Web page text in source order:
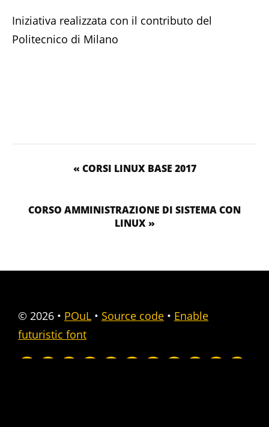
Iniziativa realizzata con il contributo del
Politecnico di Milano
« CORSI LINUX BASE 2017
CORSO AMMINISTRAZIONE DI SISTEMA CON
LINUX »
© 2026 • POuL • Source code • Enable
futuristic font